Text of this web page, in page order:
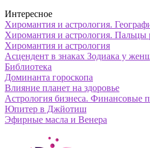
Интересное
Хиромантия и астрология.
Хиромантия и астрология. Пальцы
Хиромантия и астрология
Асцендент в знаках Зодиака у
Библиотека
Доминанта гороскопа
Влияние планет на здоровье
Астрология бизнеса. Финансовые
Юпитер в Джйотиш
Эфирные масла и Венера